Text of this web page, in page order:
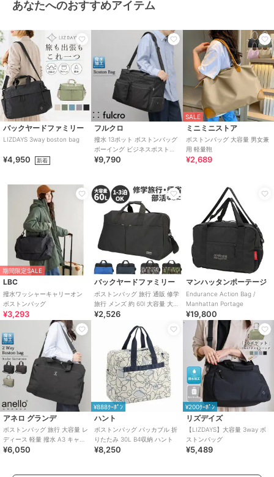
あなたへのおすすめアイテム
バックヤードファミリー
LIZDAYS 3way boston bag
¥4,950 新着
フルクロ
撥水 13ポット ボストンバッグ
ボーイング ビジネスボストン
4Aサイズ・シューズ収納対応
¥9,790
SALE
ミニミニストア
ボストンバッグ 大容量 男女兼
用 軽量鞄
¥2,689
期間限定SALE
LBC
撥水ワッシャーキャリーオン
ボストンバッグ
¥3,293
バックヤードファミリー
ボストンバッグ 旅行 通販 修学
旅行 メンズ 約 60l 大容量 大学
生 大きめ ポリエステル カモ
¥2,526
マンハッタンポーテージ
Endurance Action Bag /
Manhattan Portage
¥19,800
アネロ グランデ
ボストンバッグ 旅行 大容量 レ
ディース 軽量 撥水 A3 キャリ
ーオン 多収納 おしゃれ シンプ
¥6,050
¥888ｸｰﾎﾟﾝ
ハント
ボストンバッグ パッカブル 折
りたたみ 30L B4収納 ハント
¥8,250
¥200ｸｰﾎﾟﾝ
リズデイズ
【LIZDAYS】大容量 3way ボ
ストンバッグ
¥5,489